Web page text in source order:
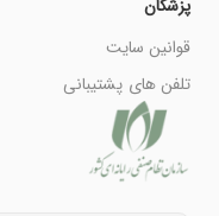
پزشکان
قوانین سایت
تلفن های پشتیبانی